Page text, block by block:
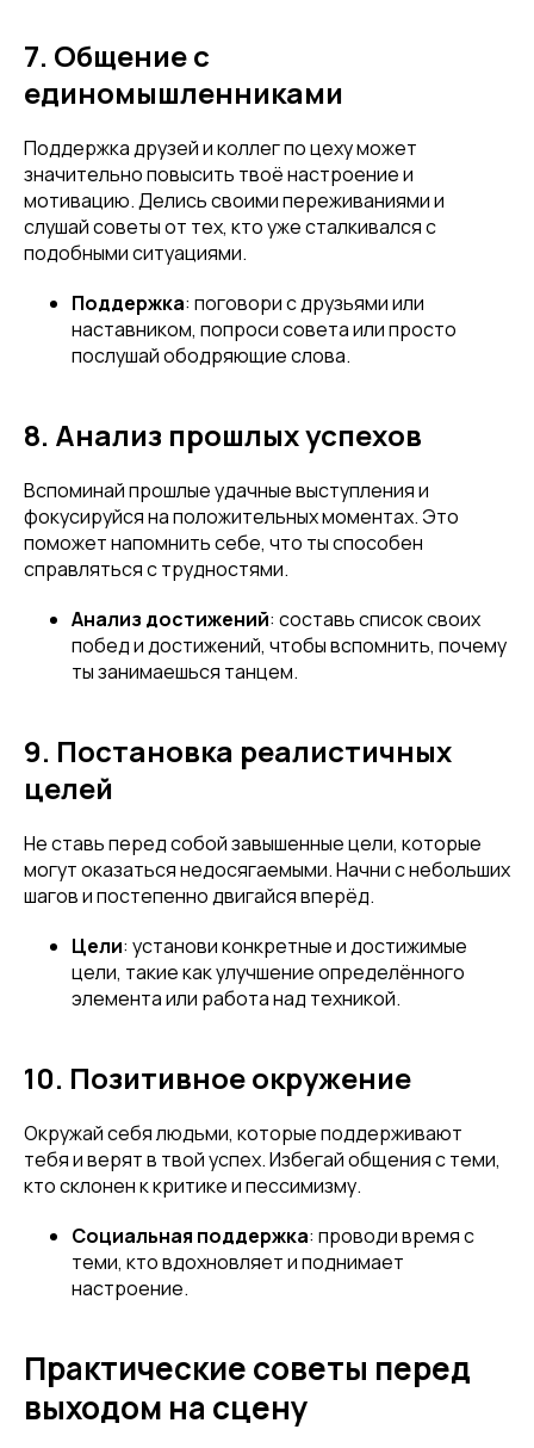
Привет! Дарим тебе -10% на первую
покупку! Подпишись на нашу рассылку
...и узнавай об акциях первой!
Имя
Телефон
Отправить
7. Общение с
единомышленниками
Поддержка друзей и коллег по цеху может
значительно повысить твоё настроение и
мотивацию. Делись своими переживаниями и
слушай советы от тех, кто уже сталкивался с
подобными ситуациями.
Поддержка: поговори с друзьями или
наставником, попроси совета или просто
послушай ободряющие слова.
8. Анализ прошлых успехов
Вспоминай прошлые удачные выступления и
фокусируйся на положительных моментах. Это
поможет напомнить себе, что ты способен
справляться с трудностями.
Анализ достижений: составь список своих
побед и достижений, чтобы вспомнить, почему
ты занимаешься танцем.
9. Постановка реалистичных
целей
Не ставь перед собой завышенные цели, которые
могут оказаться недосягаемыми. Начни с небольших
шагов и постепенно двигайся вперёд.
Цели: установи конкретные и достижимые
цели, такие как улучшение определённого
элемента или работа над техникой.
10. Позитивное окружение
Окружай себя людьми, которые поддерживают
тебя и верят в твой успех. Избегай общения с теми,
кто склонен к критике и пессимизму.
Социальная поддержка: проводи время с
теми, кто вдохновляет и поднимает
настроение.
Практические советы перед
выходом на сцену